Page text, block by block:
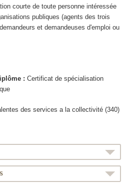
courte de toute personne intéressée
publiques (agents des trois
et demandeuses d'emploi ou
: Certificat de spécialisation
des services a la collectivité (340)